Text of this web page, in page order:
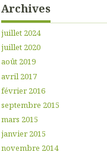
Archives
juillet 2024
juillet 2020
août 2019
avril 2017
février 2016
septembre 2015
mars 2015
janvier 2015
novembre 2014